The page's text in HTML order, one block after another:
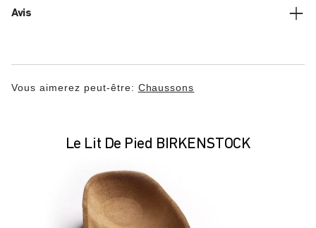
Avis
Vous aimerez peut-être: Chaussons
Le Lit De Pied BIRKENSTOCK